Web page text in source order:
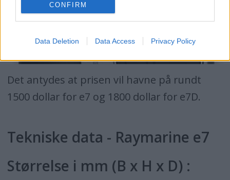
CONFIRM
Data Deletion Data Access Privacy Policy
Annonse
Det antydes at prisen vil havne på rundt
1500 dollar for e7 og 1800 dollar for e7D.
Tekniske data - Raymarine e7
Størrelse i mm (B x H x D) :